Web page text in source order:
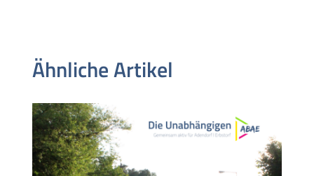
Ähnliche Artikel